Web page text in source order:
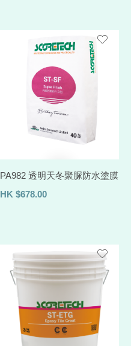
PA982 透明天冬聚脲防水塗膜
HK $678.00